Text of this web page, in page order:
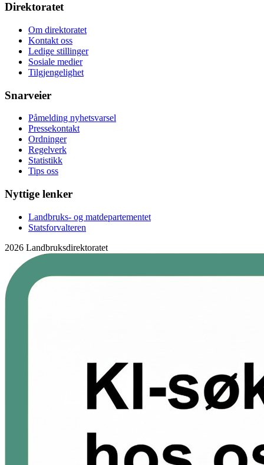
Direktoratet
Om direktoratet
Kontakt oss
Ledige stillinger
Sosiale medier
Tilgjengelighet
Snarveier
Påmelding nyhetsvarsel
Pressekontakt
Ordninger
Regelverk
Statistikk
Tips oss
Nyttige lenker
Landbruks- og matdepartementet
Statsforvalteren
2026 Landbruksdirektoratet